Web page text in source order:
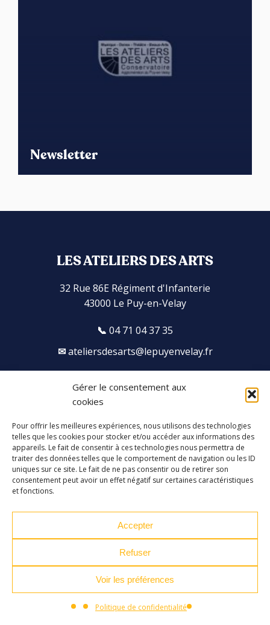
Gérer le consentement aux
cookies
Pour offrir les meilleures expériences, nous utilisons des technologies
telles que les cookies pour stocker et/ou accéder aux informations des
appareils. Le fait de consentir à ces technologies nous permettra de
traiter des données telles que le comportement de navigation ou les ID
uniques sur ce site. Le fait de ne pas consentir ou de retirer son
consentement peut avoir un effet négatif sur certaines caractéristiques
et fonctions.
Accepter
Refuser
Voir les préférences
Politique de confidentialité
Newsletter
LES ATELIERS DES ARTS
32 Rue 86E Régiment d'Infanterie
43000 Le Puy-en-Velay
04 71 04 37 35
ateliersdesarts@lepuyenvelay.fr
S'inscrire à la newsletter
Politique de confidentialité